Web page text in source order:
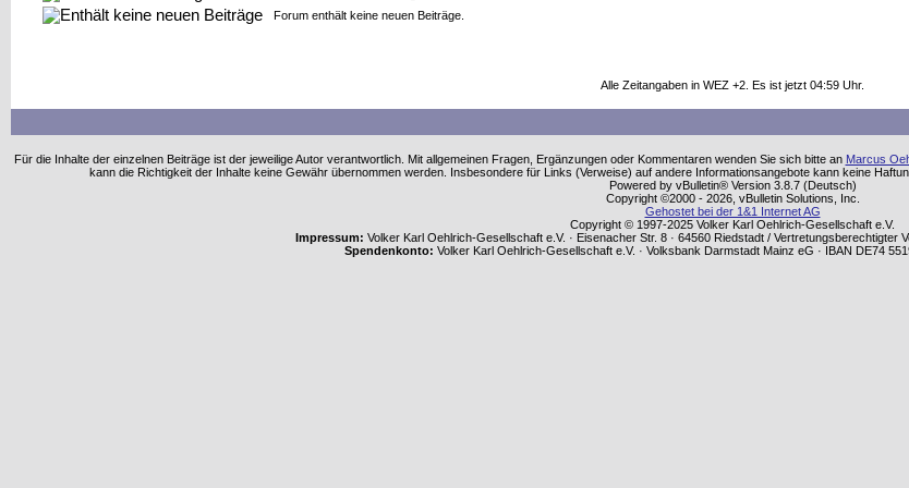
Forum enthält keine neuen Beiträge.
Alle Zeitangaben in WEZ +2. Es ist jetzt 04:59 Uhr.
Für die Inhalte der einzelnen Beiträge ist der jeweilige Autor verantwortlich. Mit allgemeinen Fragen, Ergänzungen oder Kommentaren wenden Sie sich bitte an Marcus
kann die Richtigkeit der Inhalte keine Gewähr übernommen werden. Insbesondere für Links (Verweise) auf andere Informationsangebote kann keine
Powered by vBulletin® Version 3.8.7 (Deutsch)
Copyright ©2000 - 2026, vBulletin Solutions, Inc.
Gehostet bei der 1&1 Internet AG
Copyright © 1997-2025 Volker Karl Oehlrich-Gesellschaft e.V.
Impressum: Volker Karl Oehlrich-Gesellschaft e.V. · Eisenacher Str. 8 · 64560 Riedstadt / Vertretungsberechtigter
Spendenkonto: Volker Karl Oehlrich-Gesellschaft e.V. · Volksbank Darmstadt Mainz eG · IBAN DE74